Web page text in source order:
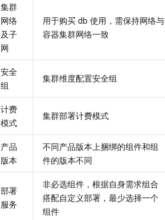
集群
网络
及子
网
用于购买 db 使用，需保持网络与
容器集群网络一致
安全
组
集群维度配置安全组
计费
模式
集群部署计费模式
产品
版本
不同产品版本上捆绑的组件和组
件的版本不同
部署
服务
非必选组件，根据自身需求组合
搭配自定义部署，最少选择一个
组件